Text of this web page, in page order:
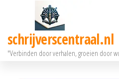
deschrijverscentraal.nl
"Verbinden door verhalen, groeien door